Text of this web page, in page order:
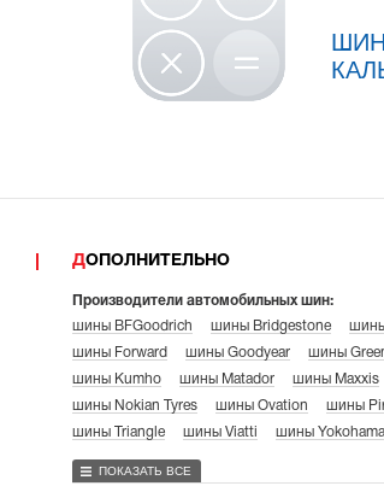
ДОПОЛНИТЕЛЬНО
Производители автомобильных шин:
шины BFGoodrich
шины Bridgestone
шины Forward
шины Goodyear шины
шины Kumho
шины Matador шины Maxxis
шины Nokian Tyres
шины Ovation шины
шины Triangle
шины Viatti шины Yokohama
ПОКАЗАТЬ ВСЕ